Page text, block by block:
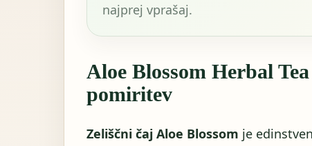
najprej vprašaj.
Aloe Blossom Herbal
pomiritev
Zeliščni čaj Aloe Blossom je